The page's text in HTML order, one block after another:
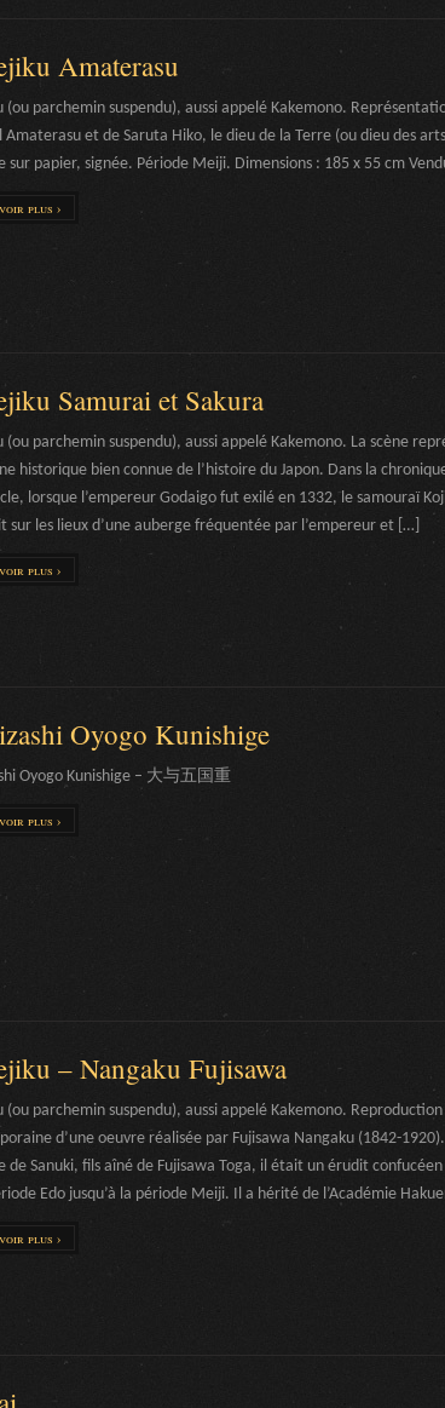
Amaterasu
(ou parchemin suspendu), aussi appelé Kakemono.
Amaterasu et de Saruta Hiko, le dieu de la Terre (ou dieu des
sur papier, signée. Période Meiji. Dimensions : 185 x 55 cm
plus ›
Samurai et Sakura
(ou parchemin suspendu), aussi appelé Kakemono. La scène
historique bien connue de l’histoire du Japon. Dans la
lorsque l’empereur Godaigo fut exilé en 1332, le samouraï
sur les lieux d’une auberge fréquentée par l’empereur et […]
plus ›
Oyogo Kunishige
Oyogo Kunishige – 大与五国重
plus ›
– Nangaku Fujisawa
(ou parchemin suspendu), aussi appelé Kakemono. Reproduction
d’une oeuvre réalisée par Fujisawa Nangaku (1842-
de Sanuki, fils aîné de Fujisawa Toga, il était un érudit
Edo jusqu’à la période Meiji. Il a hérité de l’Académie
plus ›